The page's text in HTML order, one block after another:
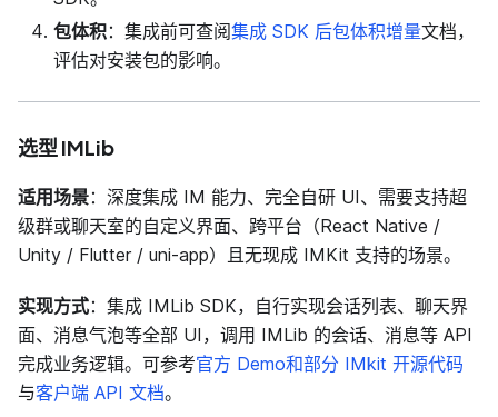
包体积：集成前可查阅集成 SDK 后包体积增量文档，
评估对安装包的影响。
选型 IMLib
适用场景：深度集成 IM 能力、完全自研 UI、需要支持超
级群或聊天室的自定义界面、跨平台（React Native /
Unity / Flutter / uni-app）且无现成 IMKit 支持的场景。
实现方式：集成 IMLib SDK，自行实现会话列表、聊天界
面、消息气泡等全部 UI，调用 IMLib 的会话、消息等 API
完成业务逻辑。可参考官方 Demo和部分 IMkit 开源代码
与客户端 API 文档。